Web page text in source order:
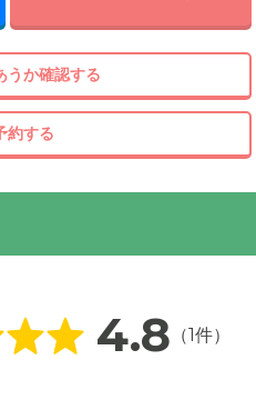
うか確認する
約する
4.8 （1件）